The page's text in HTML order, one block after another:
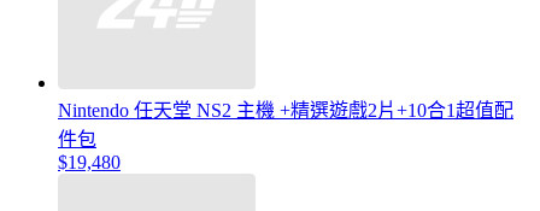
Nintendo 任天堂 NS2 主機 +精選遊戲2片+10合1超值配
件包
$19,480